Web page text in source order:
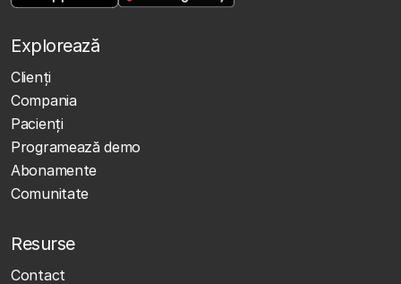
Explorează
Clienţi
Compania
Pacienți
Programează demo
Abonamente
Comunitate
Resurse
Contact